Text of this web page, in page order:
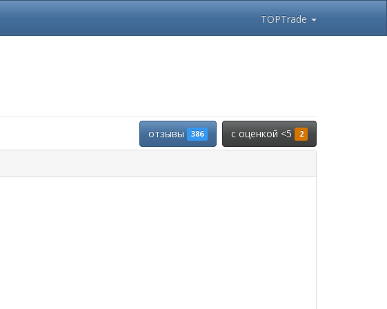
TOPTrade
отзывы 386 c оценкой <5 2